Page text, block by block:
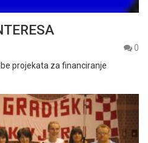
0
projekata za financiranje